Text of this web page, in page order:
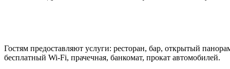
Гостям предоставляют услуги: ресторан, бар, открытый
бесплатный Wi-Fi, прачечная, банкомат, прокат автомобилей.